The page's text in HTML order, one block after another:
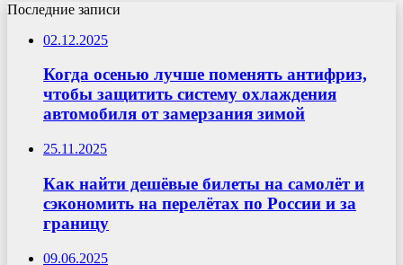
Последние записи
02.12.2025
Когда осенью лучше поменять антифриз,
чтобы защитить систему охлаждения
автомобиля от замерзания зимой
25.11.2025
Как найти дешёвые билеты на самолёт и
сэкономить на перелётах по России и за
границу
09.06.2025